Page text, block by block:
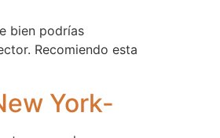
bien podrías
Recomiendo esta
York-